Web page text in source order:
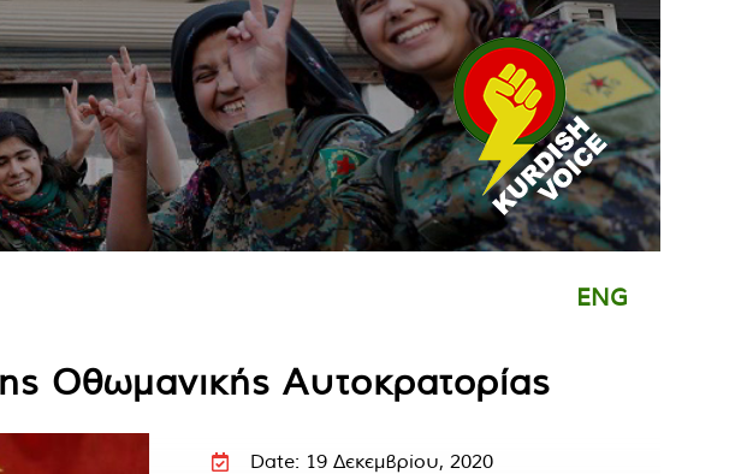
ENG
Οθωμανικής Αυτοκρατορίας
Date: 19 Δεκεμβρίου, 2020